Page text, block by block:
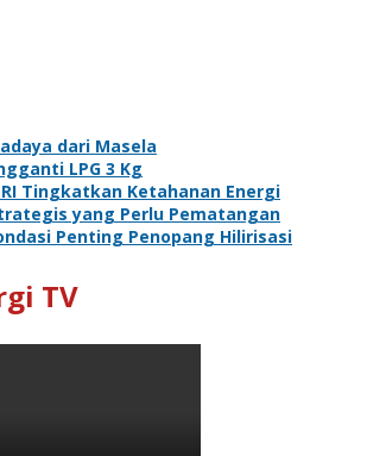
dari Masela
LPG 3 Kg
Tingkatkan Ketahanan Energi
yang Perlu Pematangan
Penting Penopang Hilirisasi
TV